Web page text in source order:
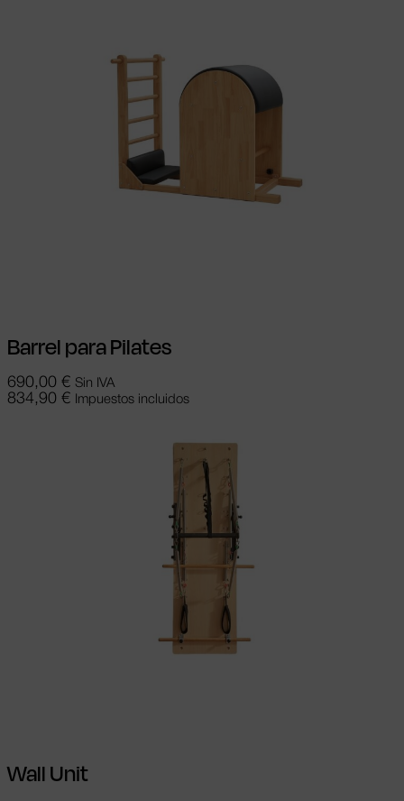
Barrel para Pilates
690,00 € Sin IVA
834,90 € Impuestos incluidos
Wall Unit